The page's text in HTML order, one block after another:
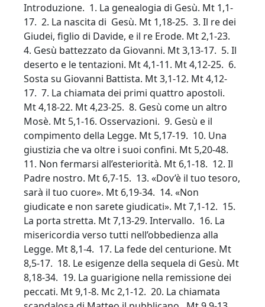
Introduzione. 1. La genealogia di Gesù. Mt 1,1-
17. 2. La nascita di Gesù. Mt 1,18-25. 3. Il re dei
Giudei, figlio di Davide, e il re Erode. Mt 2,1-23.
4. Gesù battezzato da Giovanni. Mt 3,13-17. 5. Il
deserto e le tentazioni. Mt 4,1-11. Mt 4,12-25. 6.
Sosta su Giovanni Battista. Mt 3,1-12. Mt 4,12-
17. 7. La chiamata dei primi quattro apostoli.
Mt 4,18-22. Mt 4,23-25. 8. Gesù come un altro
Mosè. Mt 5,1-16. Osservazioni. 9. Gesù e il
compimento della Legge. Mt 5,17-19. 10. Una
giustizia che va oltre i suoi confini. Mt 5,20-48.
11. Non fermarsi all’esteriorità. Mt 6,1-18. 12. Il
Padre nostro. Mt 6,7-15. 13. «Dov’è il tuo tesoro,
sarà il tuo cuore». Mt 6,19-34. 14. «Non
giudicate e non sarete giudicati». Mt 7,1-12. 15.
La porta stretta. Mt 7,13-29. Intervallo. 16. La
misericordia verso tutti nell’obbedienza alla
Legge. Mt 8,1-4. 17. La fede del centurione. Mt
8,5-17. 18. Le esigenze della sequela di Gesù. Mt
8,18-34. 19. La guarigione nella remissione dei
peccati. Mt 9,1-8. Mc 2,1-12. 20. La chiamata